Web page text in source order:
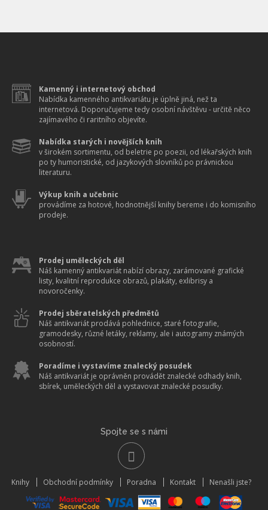
Kamenný i internetový obchod
Nabídka kamenného antikvariátu je úplně jiná, než ta
internetová. Doporučujeme tedy osobní návštěvu - určitě něco
zajímavého či raritního objevíte.
Nabídka starých i novějších knih
v širokém sortimentu, od beletrie po poezii, od lékařských knih
po ty humoristické, od jazykových slovníků po právnickou
literaturu.
Výkup knih a učebnic
provádíme za hotové, hodnotnější knihy bereme i do komisního
prodeje.
Prodej uměleckých děl
Náš kamenný antikvariát nabízí obrazy, zarámované grafické
listy, kvalitní reprodukce obrazů, plakáty, exlibrisy a
novoročenky.
Prodej sběratelských předmětů
Náš antikvariát prodává pohlednice, staré fotografie,
gramodesky, různé letáky, reklamy, ale i autogramy známých
osobností.
Poradíme i vystavíme znalecký posudek
Náš antikvariát je oprávněn provádět znalecké odhady knih,
sbírek, uměleckých děl a vystavovat znalecké posudky.
Spojte se s námi
Knihy Obchodní podmínky Poradna Kontakt Nenašli jste?